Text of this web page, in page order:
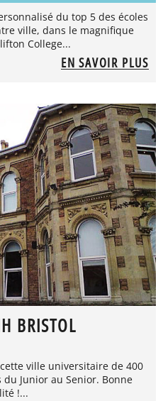
du top 5 des écoles
ville, dans le magnifique
College...
EN SAVOIR PLUS
BRISTOL
ville universitaire de 400
Junior au Senior. Bonne
!...